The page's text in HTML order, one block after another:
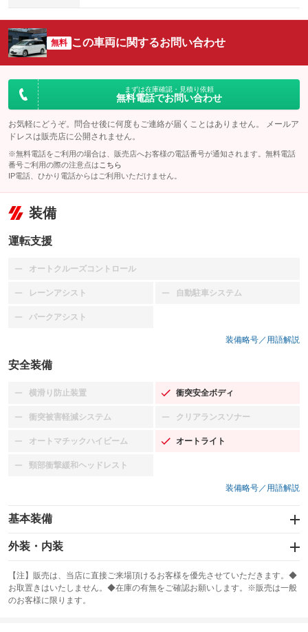
無料 この車両に関するお問い合わせ
まずは在庫確認・見積り依頼
無料電話でお問い合わせ
お気軽にどうぞ。問合せ後に何度もご連絡が届くことはありません。 メールア
ドレスは販売店に公開されません。
※無料電話をご利用の場合は、販売店へお客様の電話番号が通知されます。無料電話
番号ご利用の際の注意点は こちら
IP電話、ひかり電話からはご利用いただけません。
装備
運転支援
オートクルーズコントロール
：装備なし
レーンアシスト
：装備なし 自動駐車システム
：装備なし
パークアシスト
：装備なし
装備略号／用語解説
安全装備
横滑り防止装置
：装備なし 衝突安全ボディ
：装備あり
衝突被害軽減システム
：装備なし クリアランスソナー
：装備なし
オートマチックハイビーム
：装備なし オートライト
：装備あり
頸部衝撃緩和ヘッドレスト
：装備なし
装備略号／用語解説
基本装備
エアバッグ：運転席/助手席
：装備あり
：装備なし
サンルーフ
：装備なし ABS
外装・内装
カーナビ：メモリーナビ他
：装備あり
TV：フルセグ
：装備あり
【注】販売は、当店に直接ご来場頂けるお客様を優先させていただきます。◆
お取置きはいたしません。◆在庫の有無をご確認お願いします。※販売は一般
のお客様に限ります。